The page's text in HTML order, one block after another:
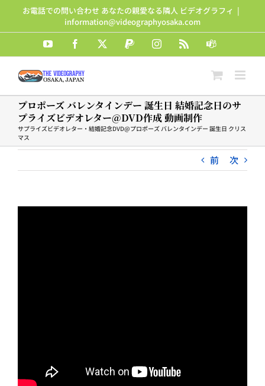
content
お電話での問い合わせ あなたの親愛なる隣人 ビデオグラフィ |
information@videographyosaka.com
YouTube Facebook PayPalInstagram Teams
プロポーズ バレンタインデー 誕生日 結婚記念日のサ
プライズビデオレター@DVD作成 動画制作
サプライズビデオレター・結婚記念DVD@プロポーズ バレンタインデー 誕生日 クリス
マス
前 次